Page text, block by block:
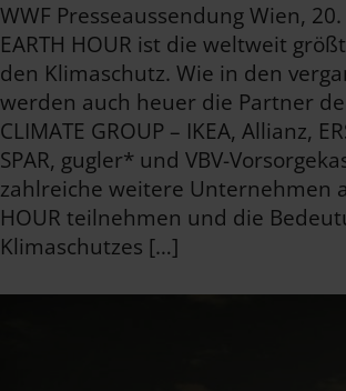
WWF Presseaussendung Wien,
EARTH HOUR ist die weltweit
den Klimaschutz. Wie in den
werden auch heuer die Partner
CLIMATE GROUP – IKEA, Allianz,
SPAR, gugler* und VBV-
zahlreiche weitere Unternehmen
HOUR teilnehmen und die
Klimaschutzes […]